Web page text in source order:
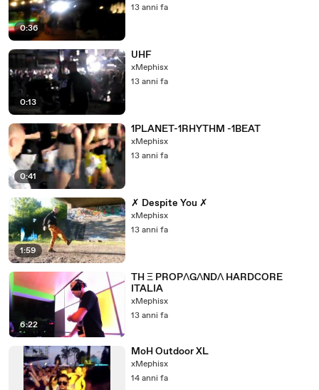
0:36
13 anni fa
0:13
UHF
xMephisx
13 anni fa
0:41
1PLANET-1RHYTHM -1BEAT
xMephisx
13 anni fa
1:59
✗ Despite You ✗
xMephisx
13 anni fa
6:22
TH Ξ PROPΛGΛNDΛ HARDCORE
ITALIA
xMephisx
13 anni fa
MoH Outdoor XL
xMephisx
14 anni fa